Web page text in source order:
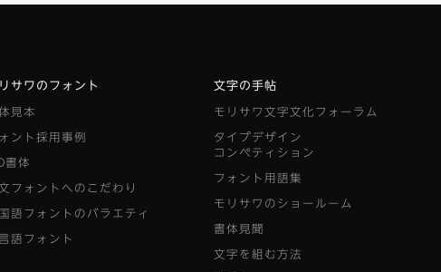
サワのフォント
見本
ント採用事例
書体
フォントへのこだわり
語フォントのバラエティ
語フォント
文字の手帖
モリサワ文字文化フォーラム
タイプデザイン
コンペティション
フォント用語集
モリサワのショールーム
書体見聞
文字を組む方法